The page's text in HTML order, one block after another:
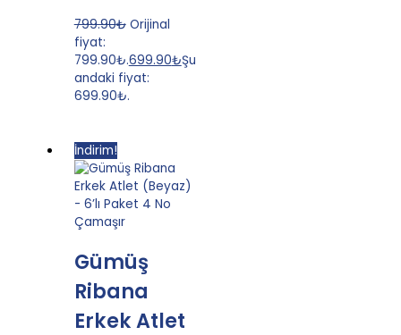
799.90₺ Orijinal
fiyat:
799.90₺.699.90₺Şu
andaki fiyat:
699.90₺.
İndirim!
Çamaşır
Gümüş
Ribana
Erkek Atlet